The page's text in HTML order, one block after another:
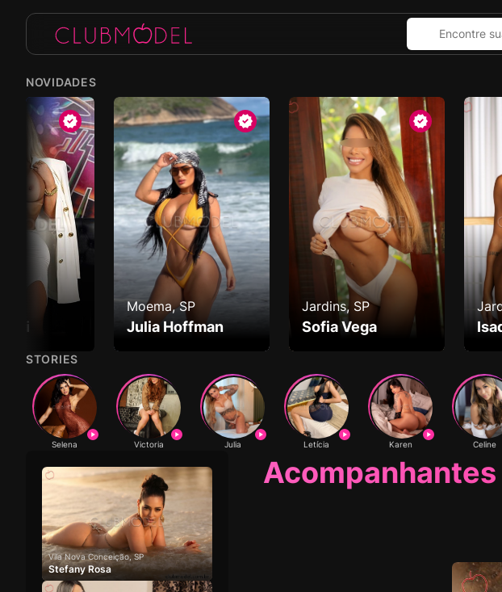
Buscar
NOVIDADES
Jardins, SP
Sofia Vega
Jardins, SP
Isadora Monteiro
STORIES
Selena Victoria Julia Letícia Karen Celine
Vila Nova Conceição, SP
Stefany Rosa
Acompanhantes